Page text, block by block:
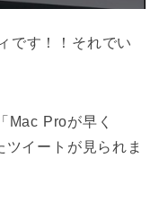
です！！それでい
Mac Proが早く
ツイートが見られま